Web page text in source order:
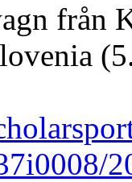
från